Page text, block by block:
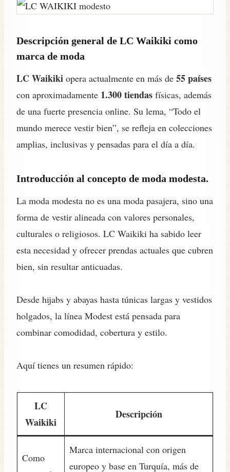
Descripción general de LC Waikiki como
marca de moda
LC Waikiki opera actualmente en más de 55 países
con aproximadamente 1.300 tiendas físicas, además
de una fuerte presencia online. Su lema, “Todo el
mundo merece vestir bien”, se refleja en colecciones
amplias, inclusivas y pensadas para el día a día.
Introducción al concepto de moda modesta.
La moda modesta no es una moda pasajera, sino una
forma de vestir alineada con valores personales,
culturales o religiosos. LC Waikiki ha sabido leer
esta necesidad y ofrecer prendas actuales que cubren
bien, sin resultar anticuadas.
Desde hijabs y abayas hasta túnicas largas y vestidos
holgados, la línea Modest está pensada para
combinar comodidad, cobertura y estilo.
Aquí tienes un resumen rápido:
LC
Waikiki
Descripción
Como
Marca internacional con origen
europeo y base en Turquía, más de